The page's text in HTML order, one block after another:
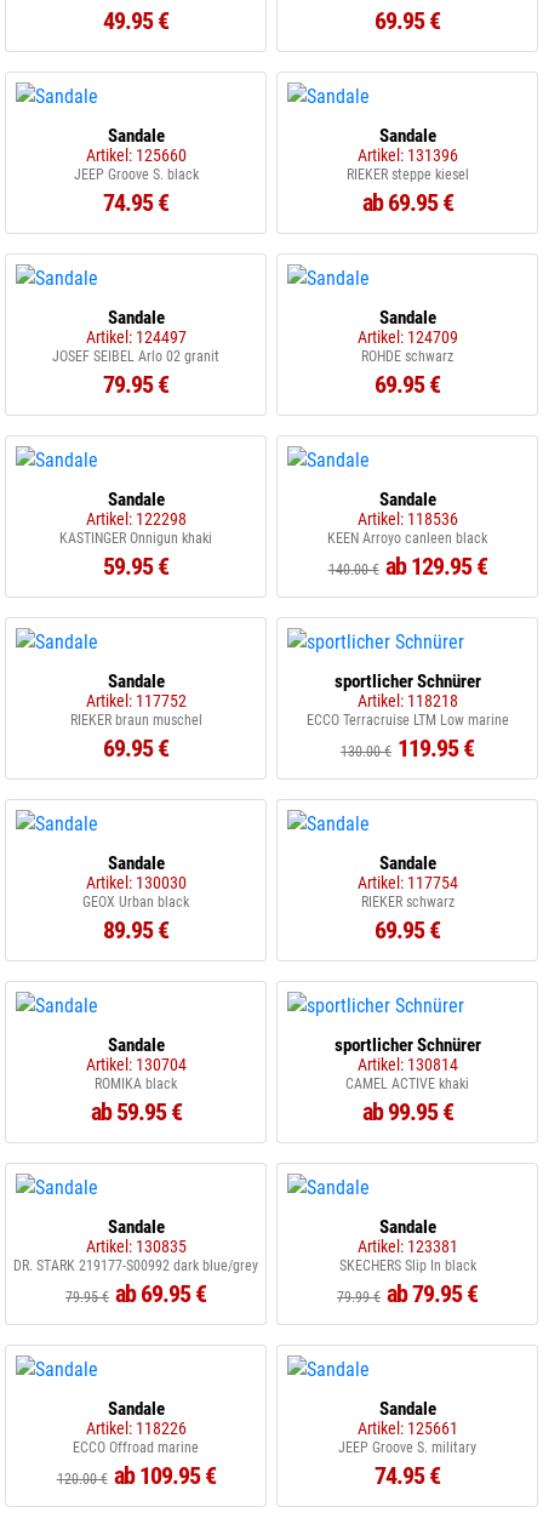
49.95 € 69.95 €
Sandale
Artikel: 125660
JEEP Groove S. black
74.95 €
Sandale
Artikel: 131396
RIEKER steppe kiesel
ab 69.95 €
Sandale
Artikel: 124497
JOSEF SEIBEL Arlo 02 granit
79.95 €
Sandale
Artikel: 124709
ROHDE schwarz
69.95 €
Sandale
Artikel: 122298
KASTINGER Onnigun khaki
59.95 €
Sandale
Artikel: 118536
KEEN Arroyo canleen black
140.00 € ab 129.95 €
Sandale
Artikel: 117752
RIEKER braun muschel
69.95 €
sportlicher Schnürer
Artikel: 118218
ECCO Terracruise LTM Low marine
130.00 € 119.95 €
Sandale
Artikel: 130030
GEOX Urban black
89.95 €
Sandale
Artikel: 117754
RIEKER schwarz
69.95 €
Sandale
Artikel: 130704
ROMIKA black
ab 59.95 €
sportlicher Schnürer
Artikel: 130814
CAMEL ACTIVE khaki
ab 99.95 €
Sandale
Artikel: 130835
DR. STARK 219177-S00992 dark blue/grey
79.95 € ab 69.95 €
Sandale
Artikel: 123381
SKECHERS Slip In black
79.99 € ab 79.95 €
Sandale
Artikel: 118226
ECCO Offroad marine
120.00 € ab 109.95 €
Sandale
Artikel: 125661
JEEP Groove S. military
74.95 €